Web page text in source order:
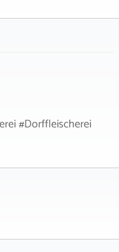
#Dorffleischerei